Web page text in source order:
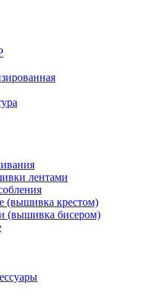
лентами
(вышивка крестом)
(вышивка бисером)